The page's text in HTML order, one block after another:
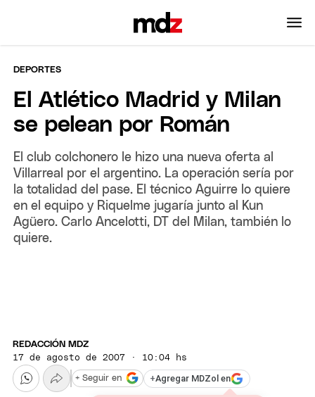
DEPORTES
El Atlético Madrid y Milan
se pelean por Román
El club colchonero le hizo una nueva oferta al
Villarreal por el argentino. La operación sería por
la totalidad del pase. El técnico Aguirre lo quiere
en el equipo y Riquelme jugaría junto al Kun
Agüero. Carlo Ancelotti, DT del Milan, también lo
quiere.
REDACCIÓN MDZ
17 de agosto de 2007 · 10:04 hs
+Agregar MDZol en
+ Seguir en